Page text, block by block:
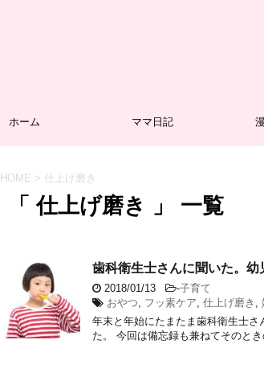
ホーム ママ日記
HOME > 仕上げ磨き
「 仕上げ磨き 」 一覧
歯科衛生士さんに聞いた。幼
2018/01/13 -子育て
おやつ
フッ素ケア 仕上げ磨き
年末と年始にたまたま歯科衛生士
た。 今回は備忘録も兼ねてそのとき